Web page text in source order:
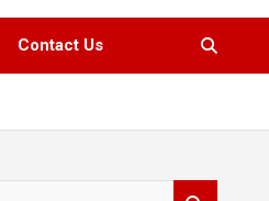
Contact Us